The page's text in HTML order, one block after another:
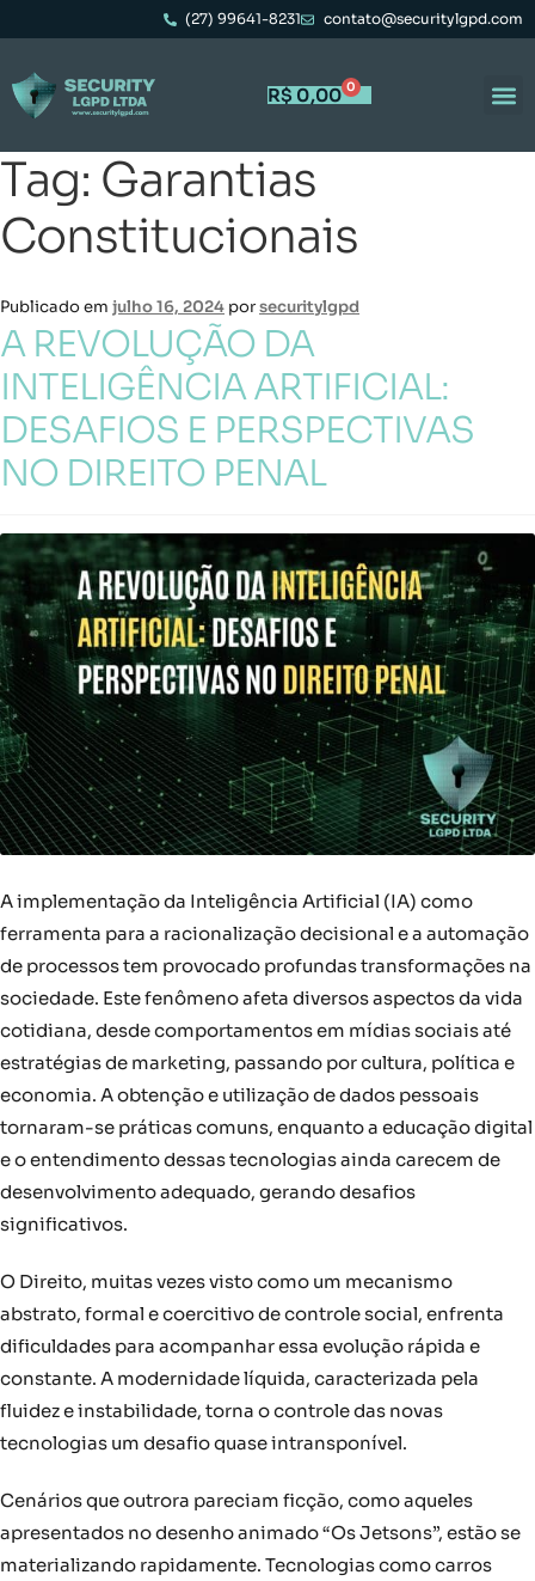
(27) 99641-8231 contato@securitylgpd.com
R$ 0,00 0
Tag: Garantias
Constitucionais
Publicado em julho 16, 2024 porsecuritylgpd
A REVOLUÇÃO DA
INTELIGÊNCIA ARTIFICIAL:
DESAFIOS E PERSPECTIVAS
NO DIREITO PENAL
A implementação da Inteligência Artificial (IA) como
ferramenta para a racionalização decisional e a automação
de processos tem provocado profundas transformações na
sociedade. Este fenômeno afeta diversos aspectos da vida
cotidiana, desde comportamentos em mídias sociais até
estratégias de marketing, passando por cultura, política e
economia. A obtenção e utilização de dados pessoais
tornaram-se práticas comuns, enquanto a educação digital
e o entendimento dessas tecnologias ainda carecem de
desenvolvimento adequado, gerando desafios
significativos.
O Direito, muitas vezes visto como um mecanismo
abstrato, formal e coercitivo de controle social, enfrenta
dificuldades para acompanhar essa evolução rápida e
constante. A modernidade líquida, caracterizada pela
fluidez e instabilidade, torna o controle das novas
tecnologias um desafio quase intransponível.
Cenários que outrora pareciam ficção, como aqueles
apresentados no desenho animado “Os Jetsons”, estão se
materializando rapidamente. Tecnologias como carros